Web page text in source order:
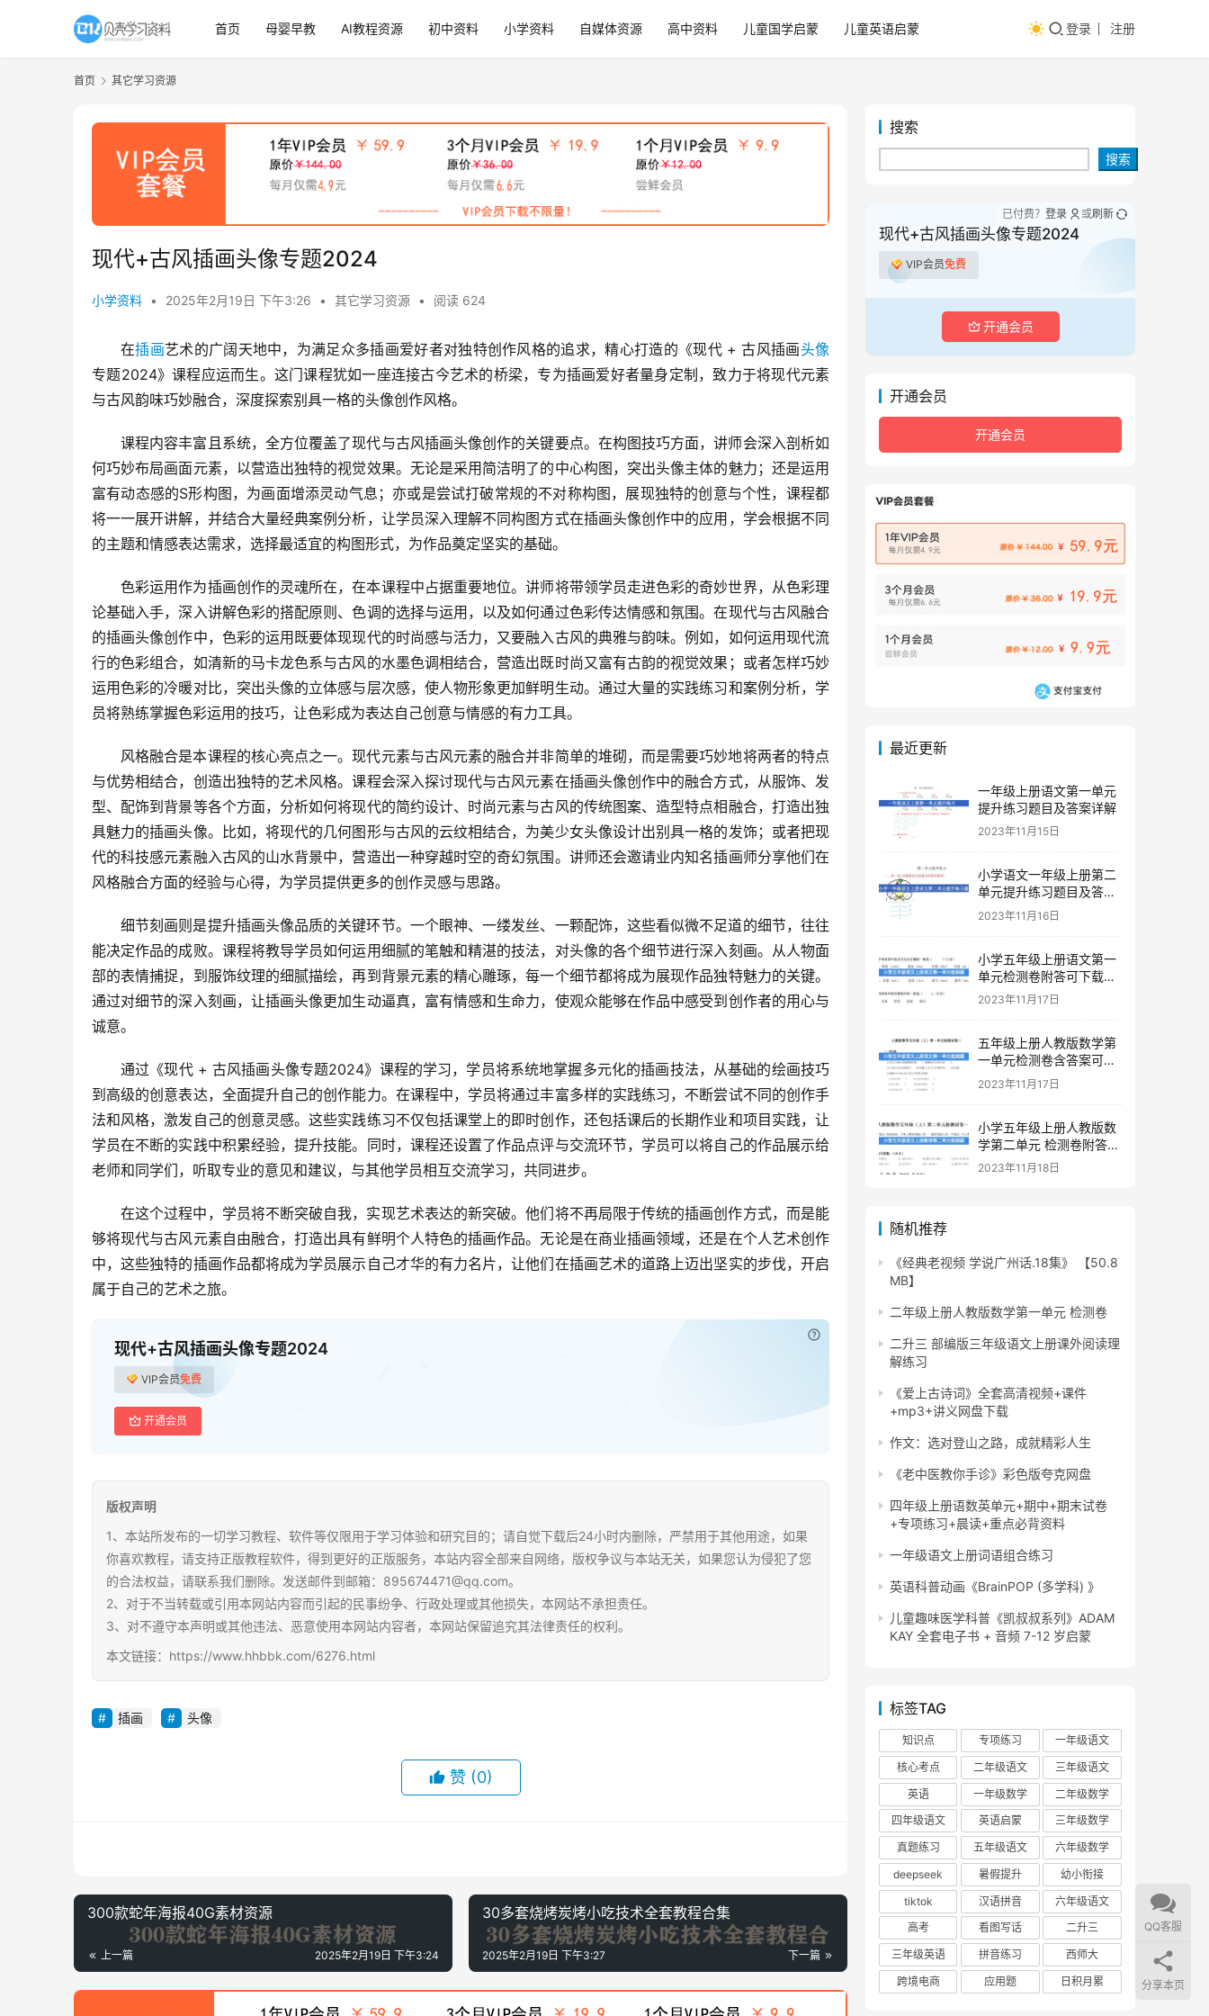
首页 母婴早教 AI教程资源 初中资料 小学资料 自媒体资源 高中资料 儿童国学启蒙 儿童英语启蒙 登录 注册
首页 其它学习资源
现代+古风插画头像专题2024
小学资料 • 2025年2月19日 下午3:26 • 其它学习资源 • 阅读 624
在插画艺术的广阔天地中，为满足众多插画爱好者对独特创作风格的追求，精心打造的《现代 + 古风插画头像
专题2024》课程应运而生。这门课程犹如一座连接古今艺术的桥梁，专为插画爱好者量身定制，致力于将现代元素
与古风韵味巧妙融合，深度探索别具一格的头像创作风格。
课程内容丰富且系统，全方位覆盖了现代与古风插画头像创作的关键要点。在构图技巧方面，讲师会深入剖析如
何巧妙布局画面元素，以营造出独特的视觉效果。无论是采用简洁明了的中心构图，突出头像主体的魅力；还是运用
富有动态感的S形构图，为画面增添灵动气息；亦或是尝试打破常规的不对称构图，展现独特的创意与个性，课程都
将一一展开讲解，并结合大量经典案例分析，让学员深入理解不同构图方式在插画头像创作中的应用，学会根据不同
的主题和情感表达需求，选择最适宜的构图形式，为作品奠定坚实的基础。
色彩运用作为插画创作的灵魂所在，在本课程中占据重要地位。讲师将带领学员走进色彩的奇妙世界，从色彩理
论基础入手，深入讲解色彩的搭配原则、色调的选择与运用，以及如何通过色彩传达情感和氛围。在现代与古风融合
的插画头像创作中，色彩的运用既要体现现代的时尚感与活力，又要融入古风的典雅与韵味。例如，如何运用现代流
行的色彩组合，如清新的马卡龙色系与古风的水墨色调相结合，营造出既时尚又富有古韵的视觉效果；或者怎样巧妙
运用色彩的冷暖对比，突出头像的立体感与层次感，使人物形象更加鲜明生动。通过大量的实践练习和案例分析，学
员将熟练掌握色彩运用的技巧，让色彩成为表达自己创意与情感的有力工具。
风格融合是本课程的核心亮点之一。现代元素与古风元素的融合并非简单的堆砌，而是需要巧妙地将两者的特点
与优势相结合，创造出独特的艺术风格。课程会深入探讨现代与古风元素在插画头像创作中的融合方式，从服饰、发
型、配饰到背景等各个方面，分析如何将现代的简约设计、时尚元素与古风的传统图案、造型特点相融合，打造出独
具魅力的插画头像。比如，将现代的几何图形与古风的云纹相结合，为美少女头像设计出别具一格的发饰；或者把现
代的科技感元素融入古风的山水背景中，营造出一种穿越时空的奇幻氛围。讲师还会邀请业内知名插画师分享他们在
风格融合方面的经验与心得，为学员提供更多的创作灵感与思路。
细节刻画则是提升插画头像品质的关键环节。一个眼神、一缕发丝、一颗配饰，这些看似微不足道的细节，往往
能决定作品的成败。课程将教导学员如何运用细腻的笔触和精湛的技法，对头像的各个细节进行深入刻画。从人物面
部的表情捕捉，到服饰纹理的细腻描绘，再到背景元素的精心雕琢，每一个细节都将成为展现作品独特魅力的关键。
通过对细节的深入刻画，让插画头像更加生动逼真，富有情感和生命力，使观众能够在作品中感受到创作者的用心与
诚意。
通过《现代 + 古风插画头像专题2024》课程的学习，学员将系统地掌握多元化的插画技法，从基础的绘画技巧
到高级的创意表达，全面提升自己的创作能力。在课程中，学员将通过丰富多样的实践练习，不断尝试不同的创作手
法和风格，激发自己的创意灵感。这些实践练习不仅包括课堂上的即时创作，还包括课后的长期作业和项目实践，让
学员在不断的实践中积累经验，提升技能。同时，课程还设置了作品点评与交流环节，学员可以将自己的作品展示给
老师和同学们，听取专业的意见和建议，与其他学员相互交流学习，共同进步。
在这个过程中，学员将不断突破自我，实现艺术表达的新突破。他们将不再局限于传统的插画创作方式，而是能
够将现代与古风元素自由融合，打造出具有鲜明个人特色的插画作品。无论是在商业插画领域，还是在个人艺术创作
中，这些独特的插画作品都将成为学员展示自己才华的有力名片，让他们在插画艺术的道路上迈出坚实的步伐，开启
属于自己的艺术之旅。
现代+古风插画头像专题2024
VIP会员免费
开通会员
版权声明
1、本站所发布的一切学习教程、软件等仅限用于学习体验和研究目的；请自觉下载后24小时内删除，严禁用于其他用途，如果
你喜欢教程，请支持正版教程软件，得到更好的正版服务，本站内容全部来自网络，版权争议与本站无关，如果您认为侵犯了您
的合法权益，请联系我们删除。发送邮件到邮箱：895674471@qq.com。
2、对于不当转载或引用本网站内容而引起的民事纷争、行政处理或其他损失，本网站不承担责任。
3、对不遵守本声明或其他违法、恶意使用本网站内容者，本网站保留追究其法律责任的权利。
本文链接：https://www.hhbbk.com/6276.html
插画 头像
赞 (0)
300款蛇年海报40G素材资源
上一篇 2025年2月19日 下午3:24
30多套烧烤炭烤小吃技术全套教程合集
下一篇
2025年2月19日 下午3:27
搜索
搜索
现代+古风插画头像专题2024
VIP会员免费
开通会员
已付费？ 登录 或刷新
开通会员
开通会员
最近更新
一年级上册语文第一单元
提升练习题目及答案详解
2023年11月15日
小学语文一年级上册第二
单元提升练习题目及答案
下载
2023年11月16日
小学五年级上册语文第一
单元检测卷附答可下载打
印
2023年11月17日
五年级上册人教版数学第
一单元检测卷含答案可下
载打印
2023年11月17日
小学五年级上册人教版数
学第二单元 检测卷附答案
下载
2023年11月18日
随机推荐
《经典老视频 学说广州话.18集》 【50.8
MB】
二年级上册人教版数学第一单元 检测卷
二升三 部编版三年级语文上册课外阅读理
解练习
《爱上古诗词》全套高清视频+课件
+mp3+讲义网盘下载
作文：选对登山之路，成就精彩人生
《老中医教你手诊》彩色版夸克网盘
四年级上册语数英单元+期中+期末试卷
+专项练习+晨读+重点必背资料
一年级语文上册词语组合练习
英语科普动画《BrainPOP (多学科) 》
儿童趣味医学科普《凯叔叔系列》ADAM
KAY 全套电子书 + 音频 7-12 岁启蒙
标签TAG
知识点 专项练习
一年级语文
核心考点
二年级语文
三年级语文
英语
一年级数学
二年级数学
四年级语文
英语启蒙
三年级数学
真题练习
五年级语文
六年级数学
deepseek
暑假提升
幼小衔接
tiktok
汉语拼音
六年级语文
高考
看图写话
二升三
三年级英语
拼音练习
西师大
跨境电商
应用题 日积月累
QQ客服
分享本页